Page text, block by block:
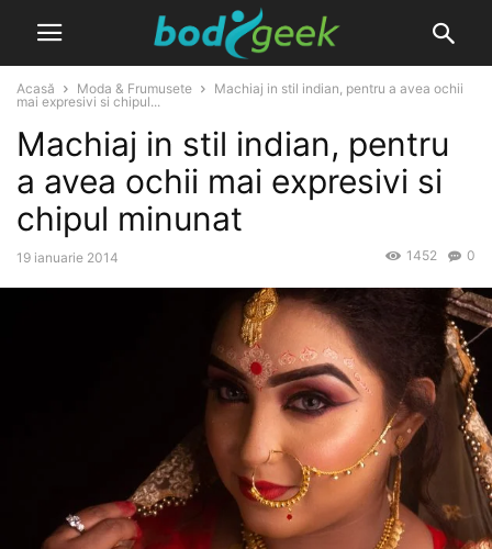
Acasă Moda & Frumusete
Machiaj in stil indian, pentru a avea ochii
mai expresivi si chipul...
Machiaj in stil indian, pentru
a avea ochii mai expresivi si
chipul minunat
19 ianuarie 2014 0
1452